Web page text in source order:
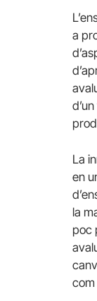
a
La
en
la
poc
com